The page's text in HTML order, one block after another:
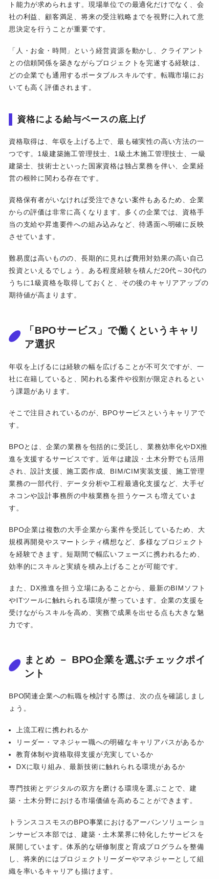
ト能力が求められます。現場単位での最適化だけでなく、会
社の利益、顧客満足、将来の受注戦略までを視野に入れて意
思決定を行うことが重要です。
「人・お金・時間」という経営資源を動かし、クライアント
との信頼関係を築きながらプロジェクトを完遂する経験は、
どの企業でも通用するポータブルスキルです。転職市場にお
いても高く評価されます。
資格による給与ベースの底上げ
資格取得は、年収を上げる上で、最も確実性の高い方法の一
つです。1級建築施工管理技士、1級土木施工管理技士、一級
建築士、技術士といった国家資格は独占業務を伴い、企業経
営の根幹に関わる存在です。
資格保有者がいなければ受注できない案件もあるため、企業
からの評価は非常に高くなります。多くの企業では、資格手
当の支給や昇進要件への組み込みなど、待遇面へ明確に反映
させています。
難易度は高いものの、長期的に見れば費用対効果の高い自己
投資といえるでしょう。ある程度経験を積んだ20代～30代の
うちに1級資格を取得しておくと、その後のキャリアアップの
期待値が高まります。
「BPOサービス」で働くというキャリ
ア選択
年収を上げるには経験の幅を広げることが不可欠ですが、一
社に在籍していると、関われる案件や役割が限定されるとい
う課題があります。
そこで注目されているのが、BPOサービスというキャリアで
す。
BPOとは、企業の業務を包括的に受託し、業務効率化やDX推
進を支援するサービスです。近年は建設・土木分野でも活用
され、設計支援、施工図作成、BIM/CIM実装支援、施工管理
業務の一部代行、データ分析や工程最適化支援など、大手ゼ
ネコンや設計事務所の中核業務を担うケースも増えていま
す。
BPO企業は複数の大手企業から案件を受託しているため、大
規模再開発やスマートシティ構想など、多様なプロジェクト
を経験できます。短期間で幅広いフェーズに携われるため、
効率的にスキルと実績を積み上げることが可能です。
また、DX推進を担う立場にあることから、最新のBIMソフト
やITツールに触れられる環境が整っています。企業の支援を
受けながらスキルを高め、実務で成果を出せる点も大きな魅
力です。
まとめ － BPO企業を選ぶチェックポイ
ント
BPO関連企業への転職を検討する際は、次の点を確認しまし
ょう。
上流工程に携われるか
リーダー・マネジャー職への明確なキャリアパスがあるか
教育体制や資格取得支援が充実しているか
DXに取り組み、最新技術に触れられる環境があるか
専門技術とデジタルの双方を磨ける環境を選ぶことで、建
築・土木分野における市場価値を高めることができます。
トランスコスモスのBPO事業におけるアーバンソリューショ
ンサービス本部では、建築・土木業界に特化したサービスを
展開しています。体系的な研修制度と育成プログラムを整備
し、将来的にはプロジェクトリーダーやマネジャーとして組
織を率いるキャリアも描けます。